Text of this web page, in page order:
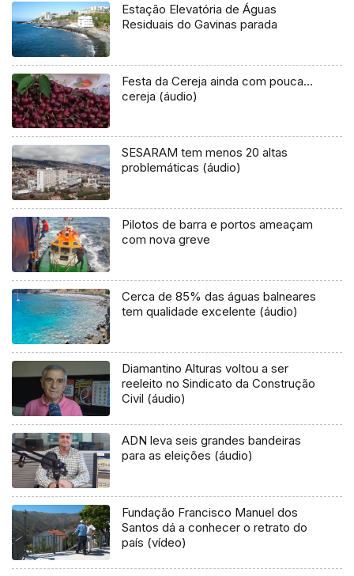
Estação Elevatória de Águas
Residuais do Gavinas parada
Festa da Cereja ainda com pouca…
cereja (áudio)
SESARAM tem menos 20 altas
problemáticas (áudio)
Pilotos de barra e portos ameaçam
com nova greve
Cerca de 85% das águas balneares
tem qualidade excelente (áudio)
Diamantino Alturas voltou a ser
reeleito no Sindicato da Construção
Civil (áudio)
ADN leva seis grandes bandeiras
para as eleições (áudio)
Fundação Francisco Manuel dos
Santos dá a conhecer o retrato do
país (vídeo)